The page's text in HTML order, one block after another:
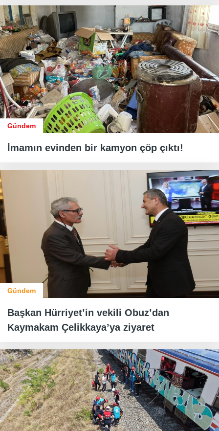
Gündem
İmamın evinden bir kamyon çöp çıktı!
Gündem
Başkan Hürriyet’in vekili Obuz’dan
Kaymakam Çelikkaya’ya ziyaret